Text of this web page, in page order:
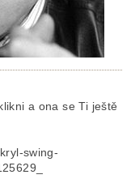
a ona se Ti ještě
swing-